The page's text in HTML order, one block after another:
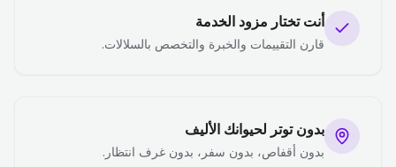
أنت تختار مزود الخدمة
قارن التقييمات والخبرة والتخصص بالسلالات.
بدون توتر لحيوانك الأليف
بدون أقفاص، بدون سفر، بدون غرف انتظار.